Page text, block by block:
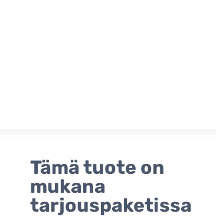
Tämä tuote on
mukana
tarjouspaketissa